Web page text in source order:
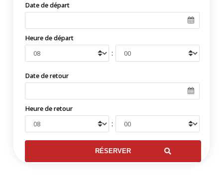
Date de départ
Heure de départ
:
Date de retour
Heure de retour
: